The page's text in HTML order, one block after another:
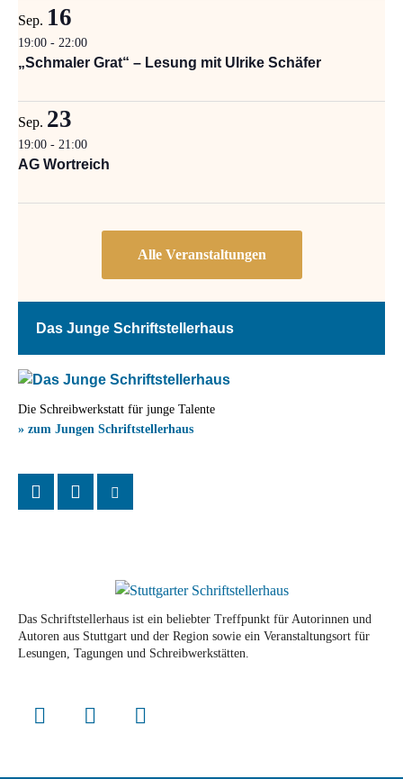
Sep. 16
19:00 - 22:00
„Schmaler Grat“ – Lesung mit Ulrike Schäfer
Sep. 23
19:00 - 21:00
AG Wortreich
Das Junge Schriftstellerhaus
Die Schreibwerkstatt für junge Talente
» zum Jungen Schriftstellerhaus
Das Schriftstellerhaus ist ein beliebter Treffpunkt für Autorinnen und
Autoren aus Stuttgart und der Region sowie ein Veranstaltungsort für
Lesungen, Tagungen und Schreibwerkstätten.